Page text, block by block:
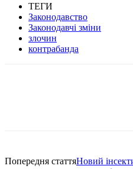
ТЕГИ
Законодавство
Законодавчі зміни
злочин
контрабанда
Попередня статтяНовий